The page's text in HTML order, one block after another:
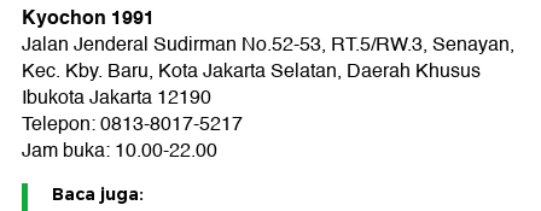
Kyochon 1991
Jalan Jenderal Sudirman No.52-53, RT.5/RW.3, Senayan,
Kec. Kby. Baru, Kota Jakarta Selatan, Daerah Khusus
Ibukota Jakarta 12190
Telepon: 0813-8017-5217
Jam buka: 10.00-22.00
Baca juga: